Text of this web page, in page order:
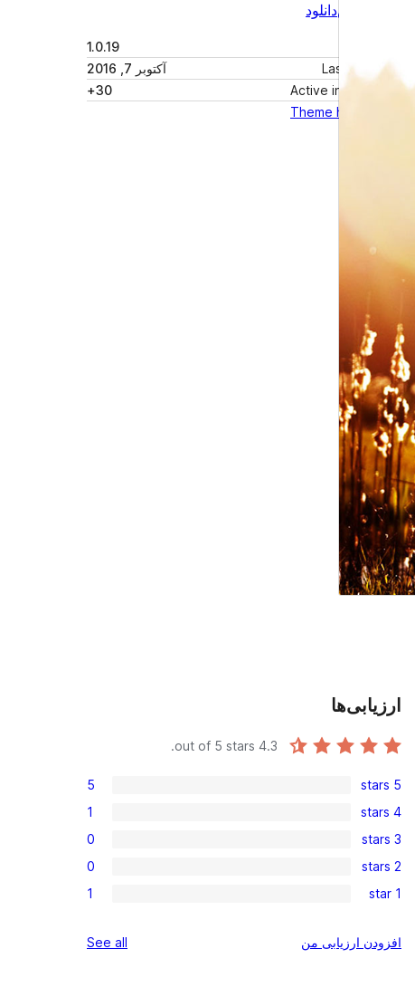
پیش‌نمایشدانلود
1.0.19
Last updated
آکتوبر 7, 2016
Active installations
30+
Theme homepage
ارزیابی‌ها
4.3
5
5-
star
reviews
5 stars
5
1
4-
star
review
4 stars
1
0
3-
star
3 stars
0
0
reviews
2 stars
0
1
star
1 star
1
افزودن ارزیابی من See all
reviews